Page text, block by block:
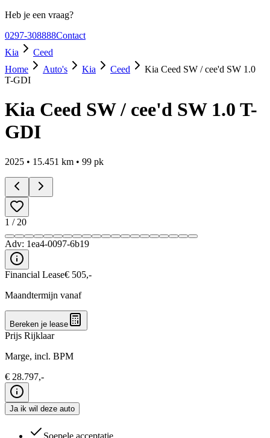
Heb je een vraag?
0297-308888Contact
Kia
Ceed
Home
Auto's Kia Ceed
Kia Ceed SW / cee'd SW 1.0
T-GDI
Kia Ceed SW / cee'd SW 1.0 T-
GDI
2025 • 15.451 km • 99 pk
1 / 20
Adv: 1ea4-0097-6b19
Financial Lease€ 505,-
Maandtermijn vanaf
Bereken je lease
Prijs Rijklaar
Marge, incl. BPM
€ 28.797,-
Ja ik wil deze auto
Soepele acceptatie